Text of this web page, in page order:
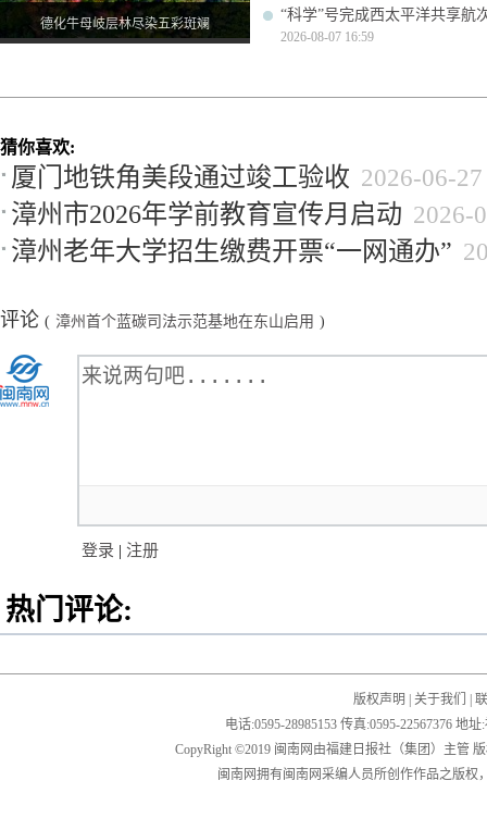
德化牛母岐层林尽染五彩斑斓
“科学”号完成西太平洋共享航
2026-08-07 16:59
猜你喜欢:
厦门地铁角美段通过竣工验收 2026-06-27
漳州市2026年学前教育宣传月启动 2026-
漳州老年大学招生缴费开票“一网通办”
评论 ( 漳州首个蓝碳司法示范基地在东山启用 )
登录 | 注册
热门评论:
版权声明 关于我们
电话:0595-28985153 传真:0595-22567376 地
CopyRight ©2019 闽南网由福建日报社（集团）主管
闽南网拥有闽南网采编人员所创作作品之版